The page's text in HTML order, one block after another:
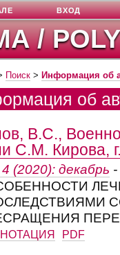
/
ВХОД
Поиск > Информация об
об
В.С.,
С.М. Кирова,
(2020): декабрь
PDF